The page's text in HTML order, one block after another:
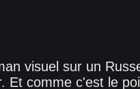
visuel sur un
Et comme c'est le